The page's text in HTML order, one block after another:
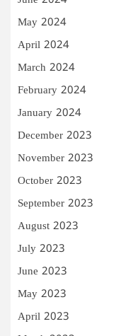
May 2024
April 2024
March 2024
February 2024
January 2024
December 2023
November 2023
October 2023
September 2023
August 2023
July 2023
June 2023
May 2023
April 2023